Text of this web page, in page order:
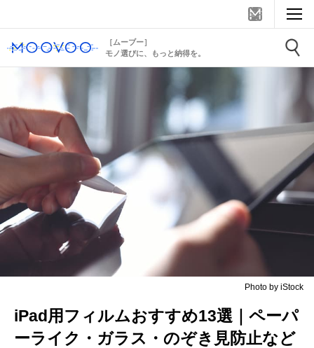
［ムーブー］
モノ選びに、もっと納得を。
Photo by iStock
iPad用フィルムおすすめ13選｜ペーパ
ーライク・ガラス・のぞき見防止など